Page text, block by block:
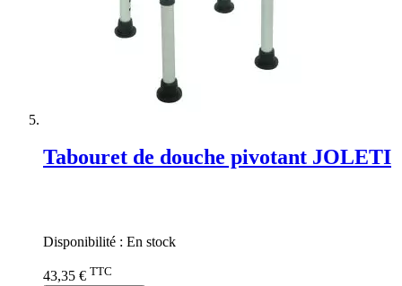
Tabouret de douche pivotant JOLETI
Disponibilité : En stock
43,35 € TTC